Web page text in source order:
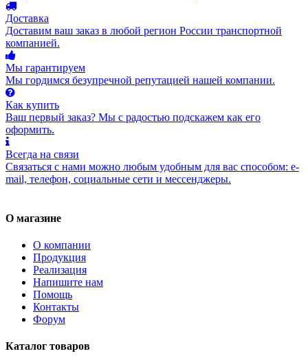
Доставка
Доставим ваш заказ в любой регион России транспортной
компанией.
Мы гарантируем
Мы гордимся безупречной репутацией нашей компании.
Как купить
Ваш первый заказ? Мы с радостью подскажем как его
оформить.
Всегда на связи
Связаться с нами можно любым удобным для вас способом: e-
mail, телефон, социальные сети и мессенджеры.
О магазине
О компании
Продукция
Реализация
Напишите нам
Помощь
Контакты
Форум
Каталог товаров